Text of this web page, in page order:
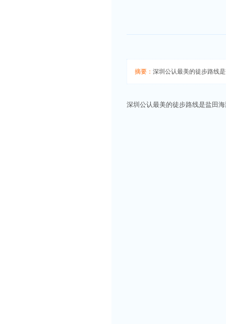
摘要： 深圳公认最美的徒步路线
深圳公认最美的徒步路线是盐田